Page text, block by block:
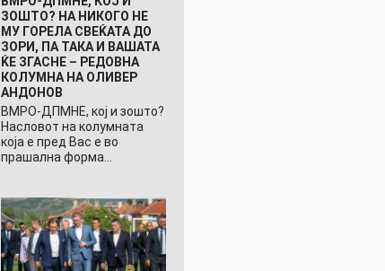
ЗОШТО? НА НИКОГО НЕ
МУ ГОРЕЛА СВЕЌАТА ДО
ЗОРИ, ПА ТАКА И ВАШАТА
ЌЕ ЗГАСНЕ – РЕДОВНА
КОЛУМНА НА ОЛИВЕР
АНДОНОВ
ВМРО-ДПМНЕ, кој и зошто?
Насловот на колумната
која е пред Вас е во
прашална форма…